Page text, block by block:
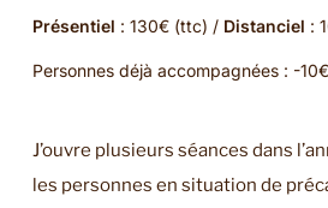
Présentiel : 130€ (ttc) / Distanciel :
Personnes déjà accompagnées : -10€
J’ouvre plusieurs séances dans
les personnes en situation de